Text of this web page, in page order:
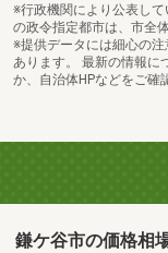
※行政機関により公表し
の政令指定都市は、市全
※提供データには細心の
あります。 最新の情報に
か、自治体HPなどをご確
鎌ケ谷市の価格相